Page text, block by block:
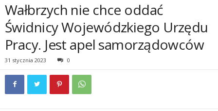
Wałbrzych nie chce oddać
Świdnicy Wojewódzkiego Urzędu
Pracy. Jest apel samorządowców
31 stycznia 2023 0